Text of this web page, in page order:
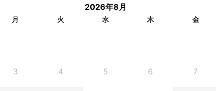
2026年8月
月 火 水 木 金
3 4 5 6 7